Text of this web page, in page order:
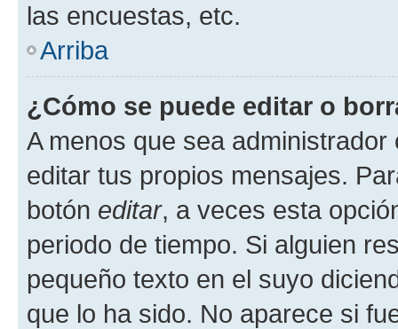
las encuestas, etc.
Arriba
¿Cómo se puede editar o
A menos que sea
editar tus propios mensajes.
botón editar, a veces esta
periodo de tiempo. Si alguien
pequeño texto en el suyo
que lo ha sido. No aparece si